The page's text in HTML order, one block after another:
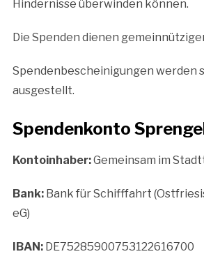
Hindernisse überwinden können.
Die Spenden dienen
Spendenbescheinigungen werden
ausgestellt.
Spendenkonto
Kontoinhaber:Gemeinsam im
Bank:Bank für Schifffahrt
eG)
IBAN: DE75285900753122616700